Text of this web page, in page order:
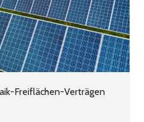
Freiflächen-Verträgen